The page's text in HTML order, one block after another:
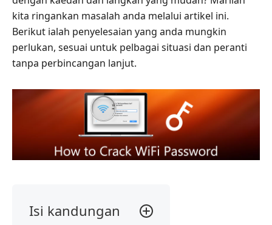
kita ringankan masalah anda melalui artikel ini.
Berikut ialah penyelesaian yang anda mungkin
perlukan, sesuai untuk pelbagai situasi dan peranti
tanpa perbincangan lanjut.
Isi kandungan